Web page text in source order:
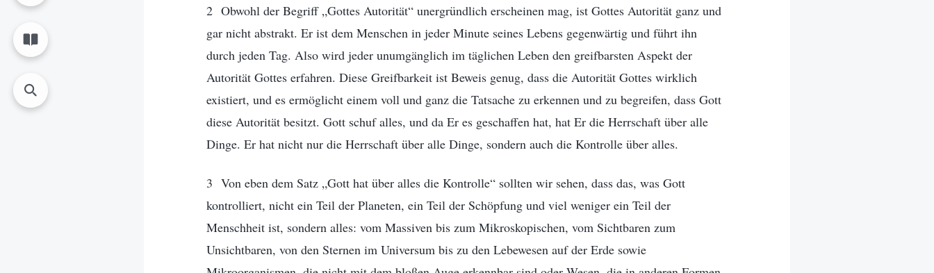
2 Obwohl der Begriff „Gottes Autorität“ unergründlich erscheinen mag, ist Gottes Autorität ganz und
gar nicht abstrakt. Er ist dem Menschen in jeder Minute seines Lebens gegenwärtig und führt ihn
durch jeden Tag. Also wird jeder unumgänglich im täglichen Leben den greifbarsten Aspekt der
Autorität Gottes erfahren. Diese Greifbarkeit ist Beweis genug, dass die Autorität Gottes wirklich
existiert, und es ermöglicht einem voll und ganz die Tatsache zu erkennen und zu begreifen, dass Gott
diese Autorität besitzt. Gott schuf alles, und da Er es geschaffen hat, hat Er die Herrschaft über alle
Dinge. Er hat nicht nur die Herrschaft über alle Dinge, sondern auch die Kontrolle über alles.
3 Von eben dem Satz „Gott hat über alles die Kontrolle“ sollten wir sehen, dass das, was Gott
kontrolliert, nicht ein Teil der Planeten, ein Teil der Schöpfung und viel weniger ein Teil der
Menschheit ist, sondern alles: vom Massiven bis zum Mikroskopischen, vom Sichtbaren zum
Unsichtbaren, von den Sternen im Universum bis zu den Lebewesen auf der Erde sowie